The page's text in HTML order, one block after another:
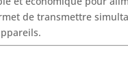
de transmettre